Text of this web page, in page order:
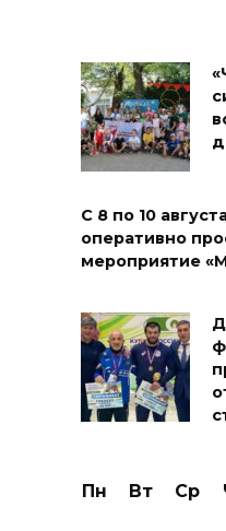
С 8 по 10
оперативно
мероприятие
Пн Вт Ср